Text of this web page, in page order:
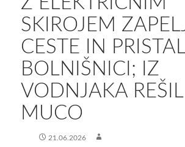
SKIROJEM
CESTE IN
BOLNIŠNICI; IZ
VODNJAKA REŠILI
MUCO
21.06.2026